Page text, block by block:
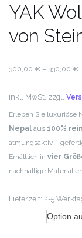
YAK
von
300,00 € – 330,00 €
inkl. MwSt. zzgl.
Erleben Sie luxuriöse
Nepal aus 100%
atmungsaktiv –
Erhältlich in vier
nachhaltige
Lieferzeit: 2-5